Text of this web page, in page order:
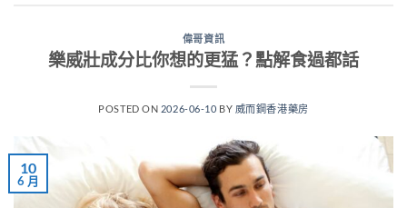
偉哥資訊
樂威壯成分比你想的更猛？點解食過都話
POSTED ON 2026-06-10 BY 威而鋼香港藥房
10
6 月